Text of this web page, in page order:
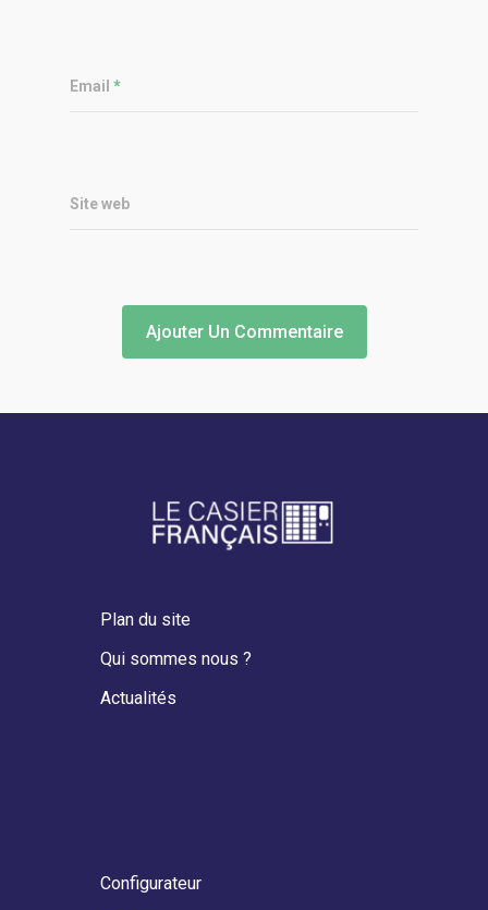
Email *
Site web
Plan du site
Qui sommes nous ?
Actualités
Configurateur